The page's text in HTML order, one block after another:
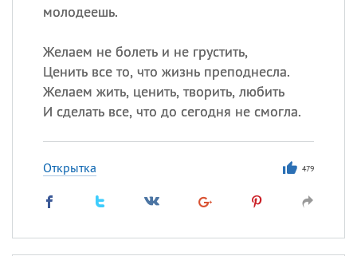
молодеешь.
Желаем не болеть и не грустить,
Ценить все то, что жизнь преподнесла.
Желаем жить, ценить, творить, любить
И сделать все, что до сегодня не смогла.
Открытка 479